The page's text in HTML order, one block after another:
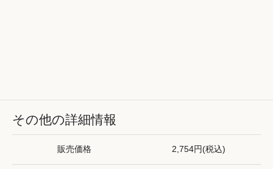
その他の詳細情報
販売価格 2,754円(税込)